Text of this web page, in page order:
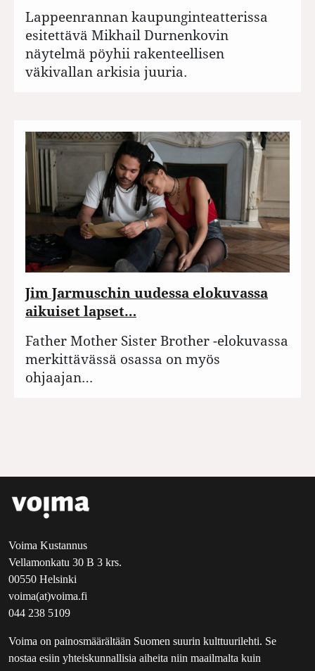
Lappeenrannan kaupunginteatterissa
esitettävä Mikhail Durnenkovin
näytelmä pöyhii rakenteellisen
väkivallan arkisia juuria.
Jim Jarmuschin uudessa elokuvassa
aikuiset lapset…
Father Mother Sister Brother -elokuvassa
merkittävässä osassa on myös
ohjaajan…
Voima Kustannus
Vellamonkatu 30 B 3 krs.
00550 Helsinki
voima(at)voima.fi
044 238 5109
Voima on painosmäärältään Suomen suurin kulttuurilehti. Se
nostaa esiin yhteiskunnallisia aiheita niin maailmalta kuin